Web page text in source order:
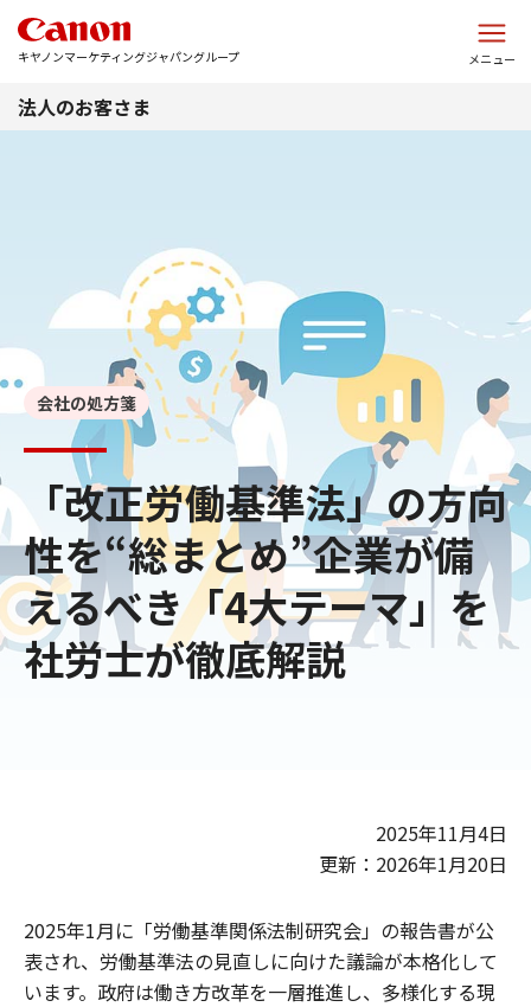
キヤノンマーケティングジャパングループ メニュー
法人のお客さま
「改正労働基準法」の方向
性を“総まとめ”企業が備
えるべき「4大テーマ」を
社労士が徹底解説
会社の処方箋
2025年11月4日
更新：2026年1月20日
2025年1月に「労働基準関係法制研究会」の報告書が公
表され、労働基準法の見直しに向けた議論が本格化して
います。政府は働き方改革を一層推進し、多様化する現